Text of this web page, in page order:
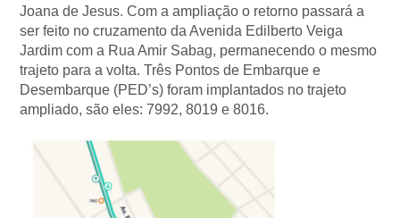
Joana de Jesus. Com a ampliação o retorno passará a
ser feito no cruzamento da Avenida Edilberto Veiga
Jardim com a Rua Amir Sabag, permanecendo o mesmo
trajeto para a volta. Três Pontos de Embarque e
Desembarque (PED’s) foram implantados no trajeto
ampliado, são eles: 7992, 8019 e 8016.